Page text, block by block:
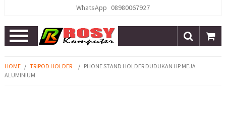
WhatsApp 08980067927
Open
Menu
HOME / TRIPOD HOLDER / PHONE STAND HOLDER DUDUKAN HP MEJA
ALUMINIUM